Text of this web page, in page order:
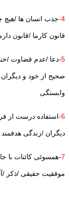
4- جذب انسان ها /هیچ
قانون کارما /قانون
5-دعا /عدم قضاوت /
صحیح از خود و
وابستگی
6- استفاده درست از
دیگران /زندگی
7-همسوئی کائنات با
موفقیت حقیقی /ذکر /